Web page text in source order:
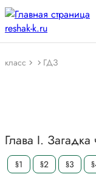
класс ГДЗ
Глава I. Загадка
§1 §2 §3